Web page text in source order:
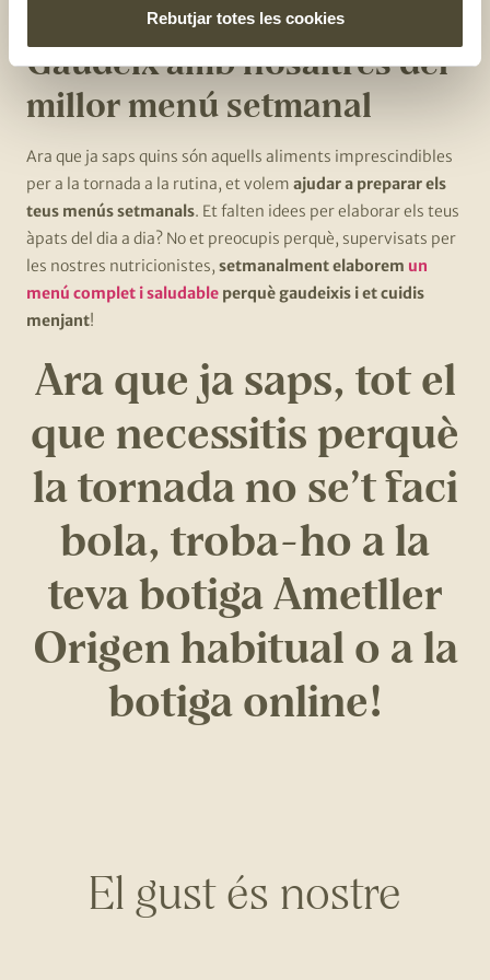
Rebutjar totes les cookies
Gaudeix amb nosaltres del
millor menú setmanal
Ara que ja saps quins són aquells aliments imprescindibles
per a la tornada a la rutina, et volem ajudar a preparar els
teus menús setmanals. Et falten idees per elaborar els teus
àpats del dia a dia? No et preocupis perquè, supervisats per
les nostres nutricionistes, setmanalment elaborem un
menú complet i saludable perquè gaudeixis i et cuidis
menjant!
Ara que ja saps, tot el
que necessitis perquè
la tornada no se’t faci
bola, troba-ho a la
teva botiga Ametller
Origen habitual o a la
botiga online!
El gust és nostre